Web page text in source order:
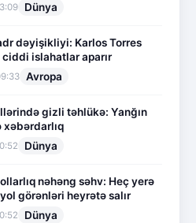
Dünya
dəyişikliyi: Karlos Torres
islahatlar aparır
Avropa
gizli təhlükə: Yanğın
Dünya
nəhəng səhv: Heç yerə
görənləri heyrətə salır
Dünya